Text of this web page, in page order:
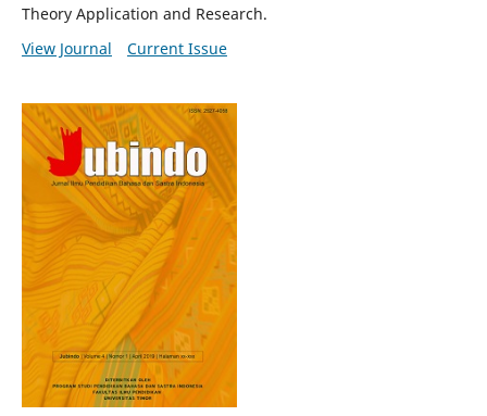
Theory Application and Research.
View Journal
Current Issue